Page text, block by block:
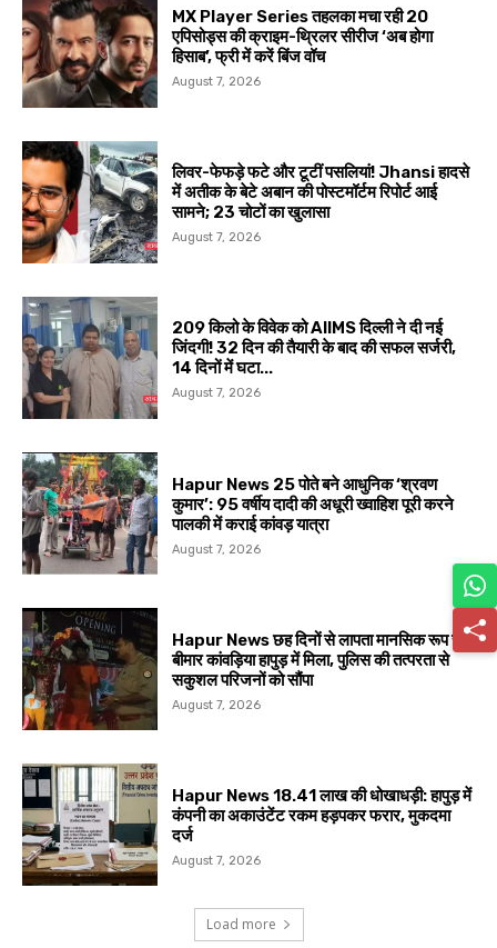
MX Player Series तहलका मचा रही 20
एपिसोड्स की क्राइम-थ्रिलर सीरीज ‘अब होगा
हिसाब’, फ्री में करें बिंज वॉच
August 7, 2026
लिवर-फेफड़े फटे और टूटीं पसलियां! Jhansi हादसे
में अतीक के बेटे अबान की पोस्टमॉर्टम रिपोर्ट आई
सामने; 23 चोटों का खुलासा
August 7, 2026
209 किलो के विवेक को AIIMS दिल्ली ने दी नई
जिंदगी! 32 दिन की तैयारी के बाद की सफल सर्जरी,
14 दिनों में घटा...
August 7, 2026
Hapur News 25 पोते बने आधुनिक ‘श्रवण
कुमार’: 95 वर्षीय दादी की अधूरी ख्वाहिश पूरी करने
पालकी में कराई कांवड़ यात्रा
August 7, 2026
Hapur News छह दिनों से लापता मानसिक रूप से
बीमार कांवड़िया हापुड़ में मिला, पुलिस की तत्परता से
सकुशल परिजनों को सौंपा
August 7, 2026
Hapur News 18.41 लाख की धोखाधड़ी: हापुड़ में
कंपनी का अकाउंटेंट रकम हड़पकर फरार, मुकदमा
दर्ज
August 7, 2026
Load more